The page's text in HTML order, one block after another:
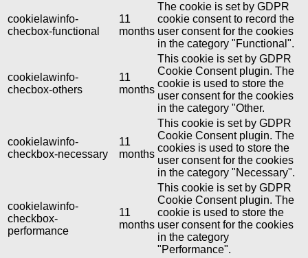
cookielawinfo-
checbox-functional
11
months
The cookie is set by GDPR
cookie consent to record the
user consent for the cookies
in the category "Functional".
cookielawinfo-
checbox-others
11
months
This cookie is set by GDPR
Cookie Consent plugin. The
cookie is used to store the
user consent for the cookies
in the category "Other.
cookielawinfo-
checkbox-necessary
11
months
This cookie is set by GDPR
Cookie Consent plugin. The
cookies is used to store the
user consent for the cookies
in the category "Necessary".
cookielawinfo-
checkbox-
performance
11
months
This cookie is set by GDPR
Cookie Consent plugin. The
cookie is used to store the
user consent for the cookies
in the category
"Performance".